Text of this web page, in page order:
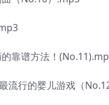
靠谱方法！
流行的婴儿游戏（